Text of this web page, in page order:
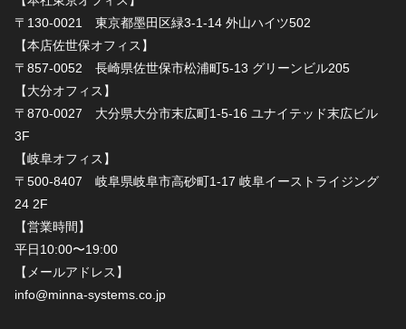
〒130-0021 東京都墨田区緑3-1-14 外山ハイツ502
【本店佐世保オフィス】
〒857-0052 長崎県佐世保市松浦町5-13 グリーンビル205
【大分オフィス】
〒870-0027 大分県大分市末広町1-5-16 ユナイテッド末広ビル
3F
【岐阜オフィス】
〒500-8407 岐阜県岐阜市高砂町1-17 岐阜イーストライジング
24 2F
【営業時間】
平日10:00〜19:00
【メールアドレス】
info@minna-systems.co.jp